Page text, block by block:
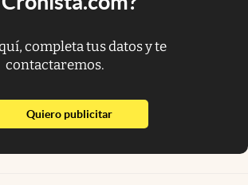
completa tus datos y te
contactaremos.
Quiero publicitarabre en nueva pestaña